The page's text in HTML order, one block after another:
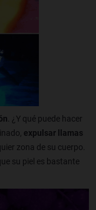
. ¿Y qué puede hacer
expulsar llamas
zona de su cuerpo.
su piel es bastante